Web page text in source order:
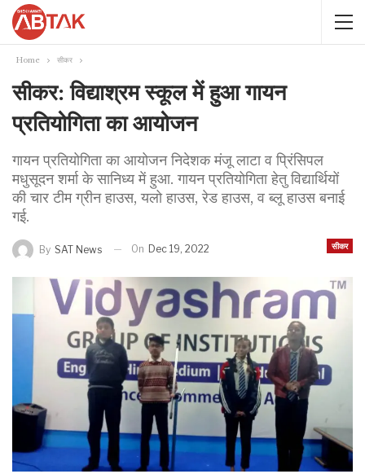
Home सीकर
सीकर: विद्याश्रम स्कूल में हुआ गायन
प्रतियोगिता का आयोजन
गायन प्रतियोगिता का आयोजन निदेशक मंजू लाटा व प्रिंसिपल
मधुसूदन शर्मा के सानिध्य में हुआ. गायन प्रतियोगिता हेतु विद्यार्थियों
की चार टीम ग्रीन हाउस, यलो हाउस, रेड हाउस, व ब्लू हाउस बनाई
गई.
सीकर
By SAT News On Dec 19, 2022